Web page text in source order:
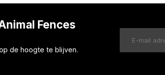
Fences
de hoogte te blijven.